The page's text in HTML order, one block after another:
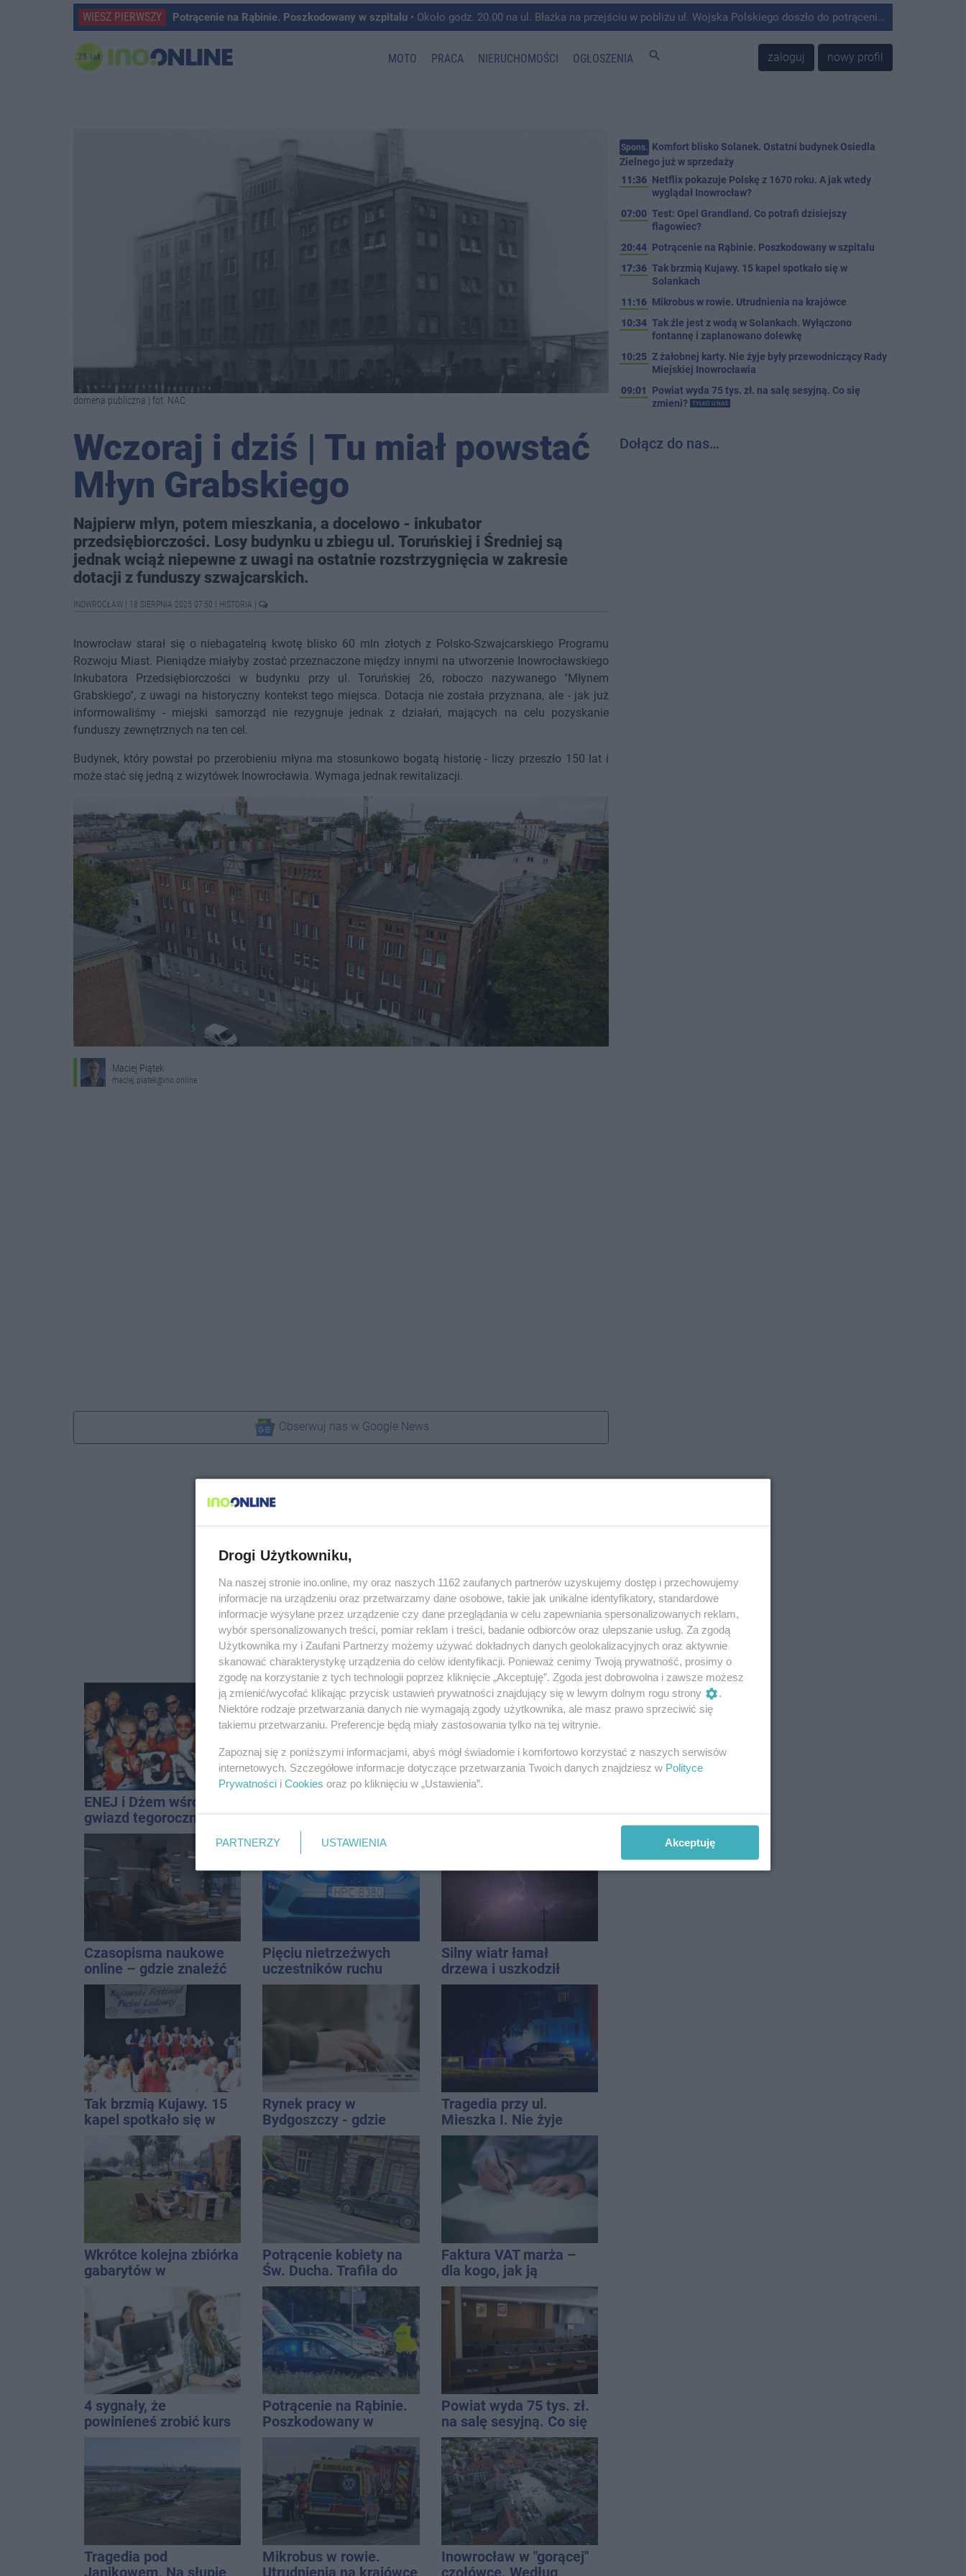
WIESZ PIERWSZY Potrącenie na Rąbinie. Poszkodowany w szpitalu • Około godz. 20.00 na ul. Błażka na przejściu w pobliżu ul. Wojska Polskiego doszło do potrącenia mężczyzny przez kierującego Mercedesem.
MOTO PRACA NIERUCHOMOŚCI OGŁOSZENIA search zaloguj nowy profil
domena publiczna | fot. NAC
Wczoraj i dziś | Tu miał powstać
Młyn Grabskiego
Najpierw młyn, potem mieszkania, a docelowo - inkubator
przedsiębiorczości. Losy budynku u zbiegu ul. Toruńskiej i Średniej są
jednak wciąż niepewne z uwagi na ostatnie rozstrzygnięcia w zakresie
dotacji z funduszy szwajcarskich.
INOWROCŁAW 18 SIERPNIA 2025 07:50 HISTORIA
Inowrocław starał się o niebagatelną kwotę blisko 60 mln złotych z Polsko-Szwajcarskiego Programu
Rozwoju Miast. Pieniądze miałyby zostać przeznaczone między innymi na utworzenie Inowrocławskiego
Inkubatora Przedsiębiorczości w budynku przy ul. Toruńskiej 26, roboczo nazywanego "Młynem
Grabskiego", z uwagi na historyczny kontekst tego miejsca. Dotacja nie została przyznana, ale - jak już
informowaliśmy - miejski samorząd nie rezygnuje jednak z działań, mających na celu pozyskanie
funduszy zewnętrznych na ten cel.
Budynek, który powstał po przerobieniu młyna ma stosunkowo bogatą historię - liczy przeszło 150 lat i
może stać się jedną z wizytówek Inowrocławia. Wymaga jednak rewitalizacji.
Maciej Piątek
maciej.piatek@ino.online
Obserwuj nas w Google News
ENEJ i Dżem wśród
gwiazd tegorocznego
święta miasta
Do tego 13 punktów
Czasopisma naukowe
online – gdzie znaleźć
wartościowe
publikacje?
Pięciu nietrzeźwych
uczestników ruchu
wpadło w ręce policji.
Silny wiatr łamał
drzewa i uszkodził
dach. To nie koniec
Tak brzmią Kujawy. 15
kapel spotkało się w
Solankach
Rynek pracy w
Bydgoszczy - gdzie
warto szukać nowych
możliwości
zawodowych?
Tragedia przy ul.
Mieszka I. Nie żyje
osoba, która wypadła z
czwartego piętra
Wkrótce kolejna zbiórka
gabarytów w
Potrącenie kobiety na
Św. Ducha. Trafiła do
szpitala
Faktura VAT marża –
dla kogo, jak ją
wystawić i jak rozliczyć
4 sygnały, że
powinieneś zrobić kurs
Potrącenie na Rąbinie.
Poszkodowany w
szpitalu
Powiat wyda 75 tys. zł.
na salę sesyjną. Co się
zmieni?
Tragedia pod
Janikowem. Na słupie
Mikrobus w rowie.
Utrudnienia na krajówce
Inowrocław w "gorącej"
czołówce. Według
Spons. Komfort blisko Solanek. Ostatni budynek Osiedla
Zielnego już w sprzedaży
11:36 Netflix pokazuje Polskę z 1670 roku. A jak wtedy
wyglądał Inowrocław?
07:00 Test: Opel Grandland. Co potrafi dzisiejszy
flagowiec?
20:44 Potrącenie na Rąbinie. Poszkodowany w szpitalu
17:36 Tak brzmią Kujawy. 15 kapel spotkało się w
Solankach
11:16 Mikrobus w rowie. Utrudnienia na krajówce
10:34 Tak źle jest z wodą w Solankach. Wyłączono
fontannę i zaplanowano dolewkę
10:25 Z żałobnej karty. Nie żyje były przewodniczący Rady
Miejskiej Inowrocławia
09:01
Powiat wyda 75 tys. zł. na salę sesyjną. Co się
zmieni?
TYLKO U NAS
Dołącz do nas…
Drogi Użytkowniku,
Na naszej stronie ino.online, my oraz naszych 1162 zaufanych partnerów uzyskujemy dostęp i przechowujemy
informacje na urządzeniu oraz przetwarzamy dane osobowe, takie jak unikalne identyfikatory, standardowe
informacje wysyłane przez urządzenie czy dane przeglądania w celu zapewniania spersonalizowanych reklam,
wybór spersonalizowanych treści, pomiar reklam i treści, badanie odbiorców oraz ulepszanie usług. Za zgodą
Użytkownika my i Zaufani Partnerzy możemy używać dokładnych danych geolokalizacyjnych oraz aktywnie
skanować charakterystykę urządzenia do celów identyfikacji. Ponieważ cenimy Twoją prywatność, prosimy o
zgodę na korzystanie z tych technologii poprzez kliknięcie „Akceptuję”. Zgoda jest dobrowolna i zawsze możesz
ją zmienić/wycofać klikając przycisk ustawień prywatności znajdujący się w lewym dolnym rogu strony
.
Niektóre rodzaje przetwarzania danych nie wymagają zgody użytkownika, ale masz prawo sprzeciwić się
takiemu przetwarzaniu. Preferencje będą miały zastosowania tylko na tej witrynie.
Zapoznaj się z poniższymi informacjami, abyś mógł świadomie i komfortowo korzystać z naszych serwisów
internetowych. Szczegółowe informacje dotyczące przetwarzania Twoich danych znajdziesz w Polityce
Prywatności i Cookies oraz po kliknięciu w „Ustawienia”.
PARTNERZY USTAWIENIA Akceptuję